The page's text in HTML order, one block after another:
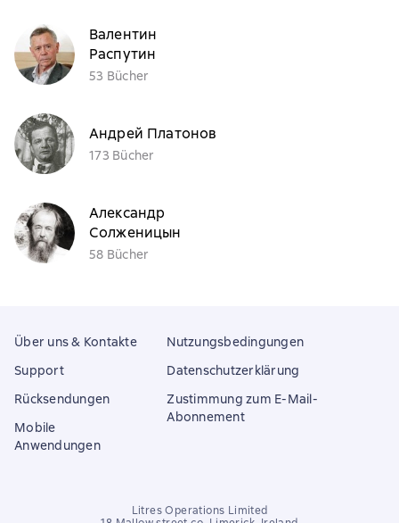
Валентин
Распутин
53 Bücher
Андрей Платонов
173 Bücher
Александр
Солженицын
58 Bücher
Über uns & Kontakte
Support
Rücksendungen
Mobile
Anwendungen
Nutzungsbedingungen
Datenschutzerklärung
Zustimmung zum E-Mail-
Abonnement
Litres Operations Limited